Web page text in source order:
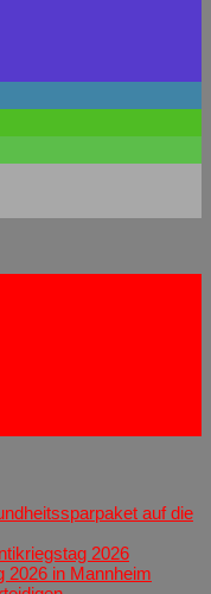
auf die
2026
2026 in Mannheim